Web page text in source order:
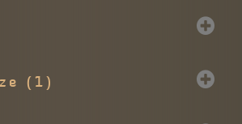
(1)